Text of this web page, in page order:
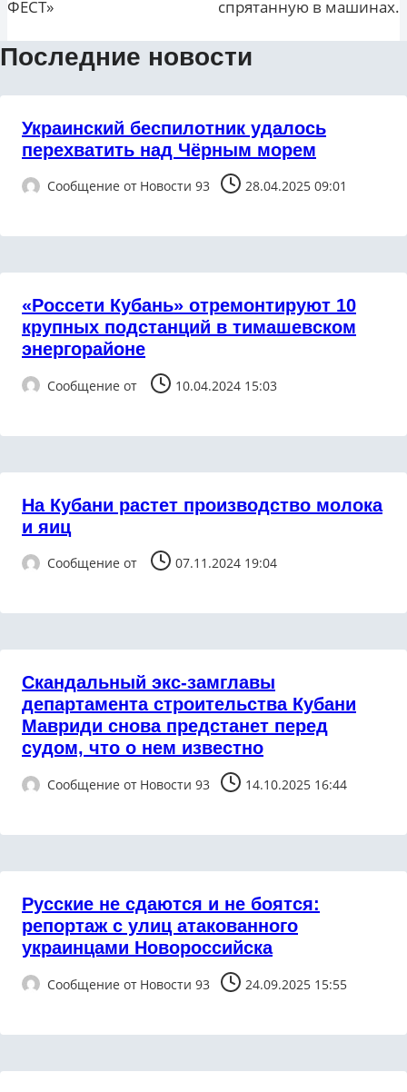
ФЕСТ» спрятанную в машинах.
Последние новости
Украинский беспилотник удалось
перехватить над Чёрным морем
Сообщение от Новости 93 28.04.2025 09:01
«Россети Кубань» отремонтируют 10
крупных подстанций в тимашевском
энергорайоне
Сообщение от 10.04.2024 15:03
На Кубани растет производство молока
и яиц
Сообщение от 07.11.2024 19:04
Скандальный экс-замглавы
департамента строительства Кубани
Мавриди снова предстанет перед
судом, что о нем известно
Сообщение от Новости 93 14.10.2025 16:44
Русские не сдаются и не боятся:
репортаж с улиц атакованного
украинцами Новороссийска
Сообщение от Новости 93 24.09.2025 15:55